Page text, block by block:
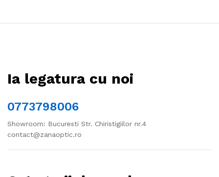
Ia legatura cu noi
0773798006
Showroom: Bucuresti Str. Chiristigiilor nr.4
contact@zanaoptic.ro